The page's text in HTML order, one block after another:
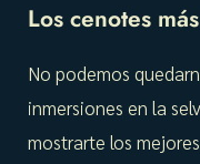
Los cenotes
No podemos
inmersiones en la
mostrarte los